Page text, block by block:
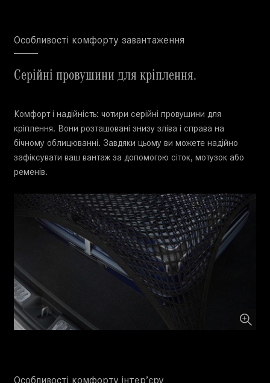
Особливості комфорту завантаження
Серійні провушини для кріплення.
Комфорт і надійність: чотири серійні провушини для
кріплення. Вони розташовані знизу зліва і справа на
бічному облицюванні. Завдяки цьому ви можете надійно
зафіксувати ваш вантаж за допомогою сіток, мотузок або
ременів.
Особливості комфорту інтер’єру